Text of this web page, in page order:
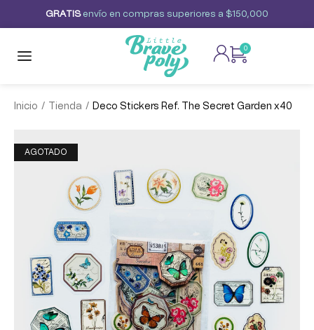
GRAT S envío en compras superiores a $150,000
0
Inicio / Tienda / Deco Stickers Ref. The Secret Garden x40
AGOTADO